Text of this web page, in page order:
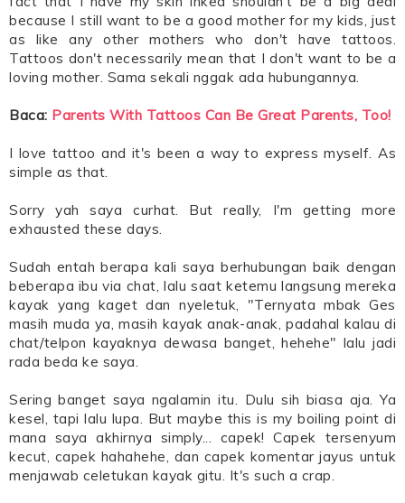
because I still want to be a good mother for my kids, just
as like any other mothers who don't have tattoos.
Tattoos don't necessarily mean that I don't want to be a
loving mother. Sama sekali nggak ada hubungannya.
Baca: Parents With Tattoos Can Be Great Parents, Too!
I love tattoo and it's been a way to express myself. As
simple as that.
Sorry yah saya curhat. But really, I'm getting more
exhausted these days.
Sudah entah berapa kali saya berhubungan baik dengan
beberapa ibu via chat, lalu saat ketemu langsung mereka
kayak yang kaget dan nyeletuk, "Ternyata mbak Ges
masih muda ya, masih kayak anak-anak, padahal kalau di
chat/telpon kayaknya dewasa banget, hehehe" lalu jadi
rada beda ke saya.
Sering banget saya ngalamin itu. Dulu sih biasa aja. Ya
kesel, tapi lalu lupa. But maybe this is my boiling point di
mana saya akhirnya simply... capek! Capek tersenyum
kecut, capek hahahehe, dan capek komentar jayus untuk
menjawab celetukan kayak gitu. It's such a crap.